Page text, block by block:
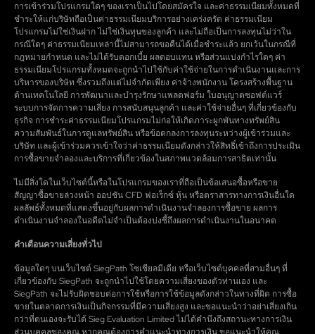
การเข้าร่วมโปรแกรมใดๆ ของเราเป็นไปโดยสมัครใจ และค่าธรรมเนียมทั้งหมดที่
ชำระให้แก่บริษัทถือเป็นค่าธรรมเนียมบริการอย่างเคร่งครัด ค่าธรรมเนียม
โปรแกรมไม่ใช่เงินฝาก ไม่ใช่เงินทุนของลูกค้า และไม่ถือเป็นการลงทุนไม่ว่าใน
กรณีใดๆ ค่าธรรมเนียมเหล่านี้ไม่สามารถขอคืนได้เมื่อชำระแล้ว ยกเว้นในกรณีที่
กฎหมายกำหนด และไม่ได้รับดอกเบี้ย ผลตอบแทน หรือส่วนแบ่งกำไรใดๆ ค่า
ธรรมเนียมโปรแกรมทั้งหมดจะถูกนำไปใช้กับค่าใช้จ่ายในการดำเนินงานและการ
บริหารของบริษัท ซึ่งรวมถึงแต่ไม่จำกัดเพียง ค่าจ้างพนักงาน โครงสร้างพื้นฐาน
ด้านเทคโนโลยี การพัฒนาและบำรุงรักษาแพลตฟอร์ม ใบอนุญาตซอฟต์แวร์
ระบบการจัดการความเสี่ยง การสนับสนุนลูกค้า และค่าใช้จ่ายอื่นๆ ที่เกี่ยวข้องกับ
ธุรกิจ การชำระค่าธรรมเนียมโปรแกรมไม่ก่อให้เกิดภาระผูกพันทางทรัพย์สิน
ความสัมพันธ์ในการดูแลทรัพย์สิน หรือข้อตกลงการลงทุนระหว่างผู้เข้าร่วมและ
บริษัท และผู้เข้าร่วมควรเข้าใจว่าค่าธรรมเนียมดังกล่าวให้สิทธิ์เข้าถึงการประเมิน
การซื้อขายจำลองและบริการที่เกี่ยวข้องในสภาพแวดล้อมการสาธิตเท่านั้น
ไม่มีสิ่งใดในเว็บไซต์นี้หรือในโปรแกรมของเราที่ถือเป็นข้อเสนอซื้อหรือขาย
สัญญาซื้อขายล่วงหน้า ออปชัน CFD ฟอเร็กซ์ หุ้น หรือตราสารทางการเงินอื่นใด
ผลลัพธ์ทั้งหมดที่แสดงขึ้นอยู่กับผลการดำเนินงานจำลองการซื้อขาย ผลการ
ดำเนินงานจำลองในอดีตไม่จำเป็นต้องบ่งชี้ถึงผลการดำเนินงานในอนาคต
คำเตือนความเสี่ยงทั่วไป
ข้อมูลใดๆ บนเว็บไซต์ SiegPath โซเชียลมีเดีย หรือเว็บไซต์บุคคลที่สามอื่นๆ ที่
เกี่ยวข้องกับ SiegPath จะถูกนำไปใช้โดยความเสี่ยงของตัวท่านเอง และ
SiegPath จะไม่รับผิดชอบต่อการใช้หรือการใช้ข้อมูลดังกล่าวในทางที่ผิด การซื้อ
ขายในตลาดการเงินเป็นกิจกรรมที่มีความเสี่ยงสูง และขอแนะนำว่าอย่าเสี่ยงเกิน
กว่าที่ตนเองจะรับได้ Sieg Evaluation Limited ไม่ได้คำนึงถึงสถานะทางการเงิน